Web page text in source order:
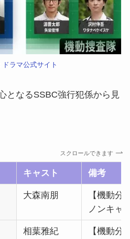
ドラマ公式サイト
となるSSBC強行犯係から見
スクロールできます
キャスト 備考
大森南朋
【機動分
ノンキャ
相葉雅紀
【機動分